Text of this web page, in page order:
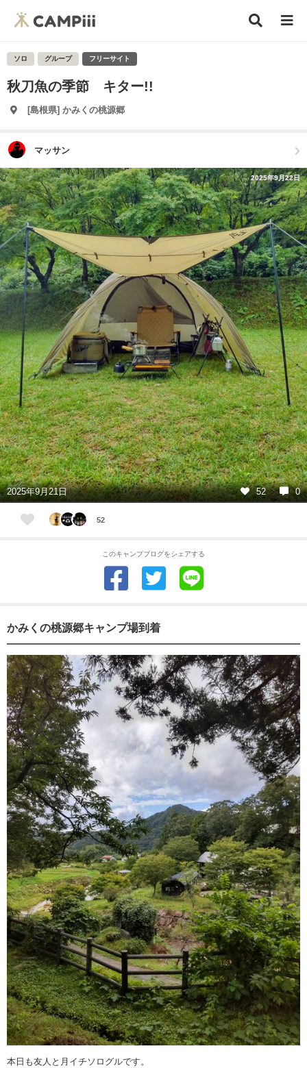
ソロ グループ フリーサイト
秋刀魚の季節 キター!!
[島根県] かみくの桃源郷
マッサン
2025年9月22日
2025年9月21日 52 0
52
このキャンプブログをシェアする
かみくの桃源郷キャンプ場到着
本日も友人と月イチソログルです。